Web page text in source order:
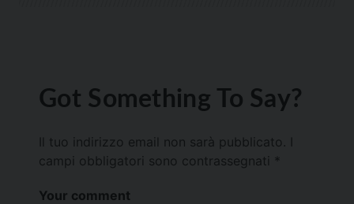
Got Something To Say?
Il tuo indirizzo email non sarà pubblicato.
campi obbligatori sono contrassegnati *
Your comment